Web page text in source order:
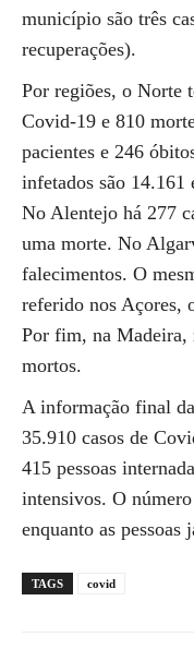
município são três
recuperações).
Por regiões, o Norte
Covid-19 e 810
pacientes e 246
infetados são
No Alentejo há 277
uma morte. No
falecimentos. O
referido nos Açores,
Por fim, na Madeira,
mortos.
A informação final
35.910 casos de
415 pessoas
intensivos. O
enquanto as pessoas
TAGS covid